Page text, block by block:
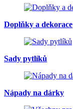
Doplňky a dekorace
Sady pytlíků
Nápady na dárky